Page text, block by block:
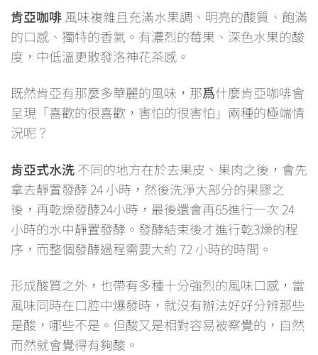
肯亞咖啡 風味複雜且充滿水果調、明亮的酸質、飽滿
的口感、獨特的香氣。有濃烈的莓果、深色水果的酸
度，中低溫更散發洛神花茶感。
既然肯亞有那麼多華麗的風味，那爲什麼肯亞咖啡會
呈現「喜歡的很喜歡，害怕的很害怕」兩種的極端情
況呢？
肯亞式水洗不同的地方在於去果皮、果肉之後，會先
拿去靜置發酵 24 小時，然後洗淨大部分的果膠之
後，再乾燥發酵24小時，最後還會再65進行一次 24
小時的水中靜置發酵。發酵結束後才進行乾3燥的程
序，而整個發酵過程需要大約 72 小時的時間。
形成酸質之外，也帶有多種十分強烈的風味口感，當
風味同時在口腔中爆發時，就沒有辦法好好分辨那些
是酸，哪些不是。但酸又是相對容易被察覺的，自然
而然就會覺得有夠酸。